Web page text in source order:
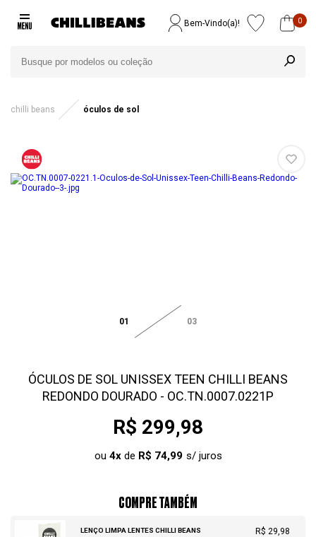
Bem-Vindo(a)! 0
chilli beans óculos de sol
01 03
ÓCULOS DE SOL UNISSEX TEEN CHILLI BEANS
REDONDO DOURADO - OC.TN.0007.0221P
R$ 299,98
ou 4xde R$ 74,99
COMPRE TAMBÉM
LENÇO LIMPA LENTES CHILLI BEANS R$ 29,98